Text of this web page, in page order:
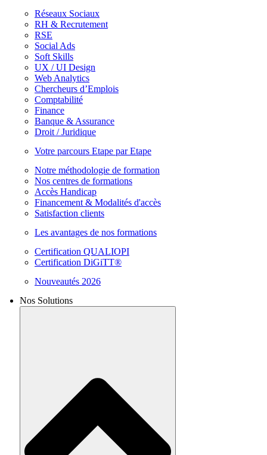
Réseaux Sociaux
RH & Recrutement
RSE
Social Ads
Soft Skills
UX / UI Design
Web Analytics
Chercheurs d’Emplois
Comptabilité
Finance
Banque & Assurance
Droit / Juridique
Votre parcours Etape par Etape
Notre méthodologie de formation
Nos centres de formations
Accès Handicap
Financement & Modalités d'accès
Satisfaction clients
Les avantages de nos formations
Certification QUALIOPI
Certification DiGiTT®
Nouveautés 2026
Nos Solutions